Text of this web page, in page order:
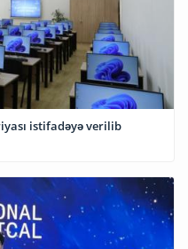
istifadəyə verilib